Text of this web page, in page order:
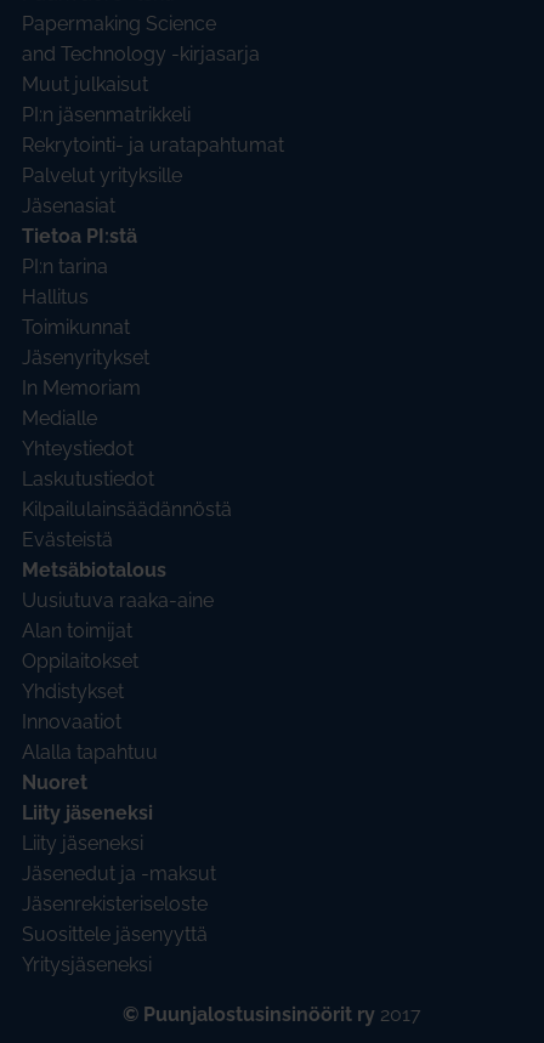
Papermaking Science
and Technology -kirjasarja
Muut julkaisut
PI:n jäsenmatrikkeli
Rekrytointi- ja uratapahtumat
Palvelut yrityksille
Jäsenasiat
Tietoa PI:stä
PI:n tarina
Hallitus
Toimikunnat
Jäsenyritykset
In Memoriam
Medialle
Yhteystiedot
Laskutustiedot
Kilpailulainsäädännöstä
Evästeistä
Metsäbiotalous
Uusiutuva raaka-aine
Alan toimijat
Oppilaitokset
Yhdistykset
Innovaatiot
Alalla tapahtuu
Nuoret
Liity jäseneksi
Liity jäseneksi
Jäsenedut ja -maksut
Jäsenrekisteriseloste
Suosittele jäsenyyttä
Yritysjäseneksi
© Puunjalostusinsinöörit ry 2017